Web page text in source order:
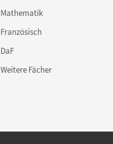
Mathematik
Französisch
DaF
Weitere Fächer